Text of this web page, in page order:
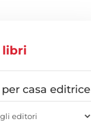
libri
per casa editrice